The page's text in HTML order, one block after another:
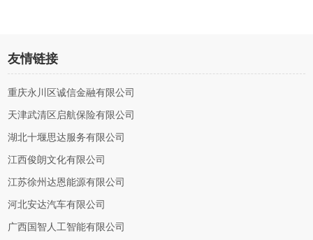
友情链接
重庆永川区诚信金融有限公司
天津武清区启航保险有限公司
湖北十堰思达服务有限公司
江西俊朗文化有限公司
江苏徐州达恩能源有限公司
河北安达汽车有限公司
广西国智人工智能有限公司